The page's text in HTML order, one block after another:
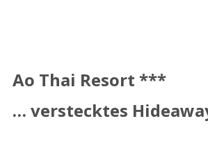
Ao Thai Resort ***
… verstecktes